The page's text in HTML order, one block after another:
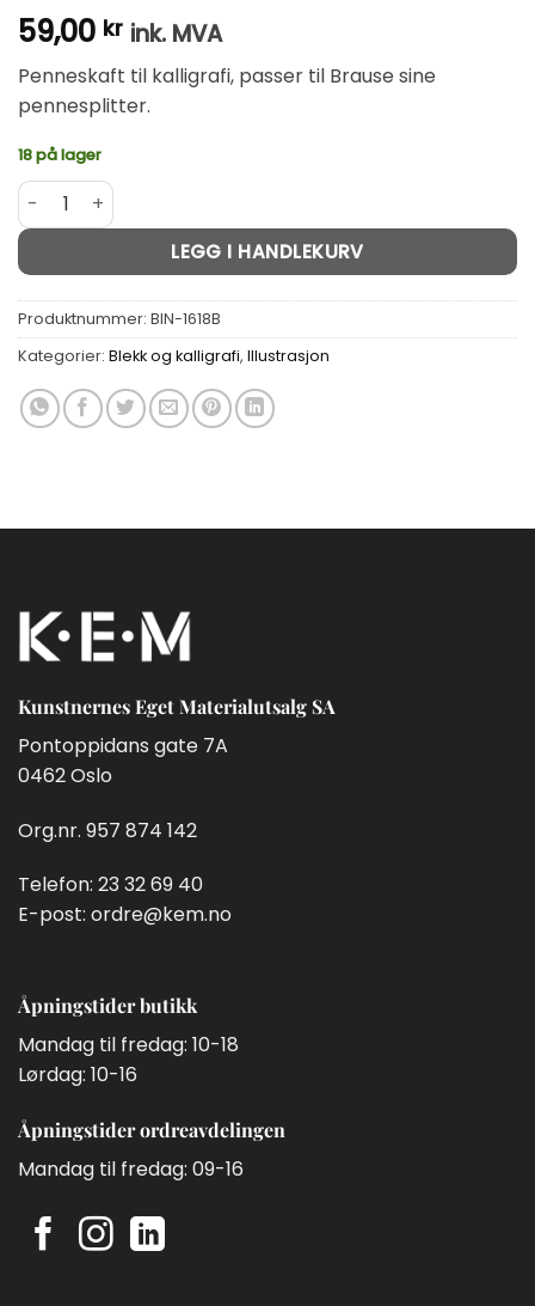
59,00 kr ink. MVA
Penneskaft til kalligrafi, passer til Brause sine
pennesplitter.
18 på lager
Brause Penneskaft i assorterte farger antall
LEGG I HANDLEKURV
Alternative:
Produktnummer: BIN-1618B
Kategorier: Blekk og kalligrafi, Illustrasjon
Kunstnernes Eget Materialutsalg SA
Pontoppidans gate 7A
0462 Oslo
Org.nr. 957 874 142
Telefon: 23 32 69 40
E-post: ordre@kem.no
Åpningstider butikk
Mandag til fredag: 10-18
Lørdag: 10-16
Åpningstider ordreavdelingen
Mandag til fredag: 09-16